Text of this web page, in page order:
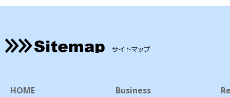
HOME
Business